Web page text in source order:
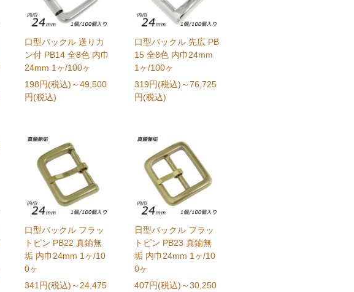
口型バックル 送りカ
ン付 PB14 全8色 内巾
24mm 1ヶ/100ヶ
198円(税込) ～49,500
円(税込)
口型バックル 先広 PB
15 全8色 内巾24mm
1ヶ/100ヶ
319円(税込) ～76,725
円(税込)
口型バックル フラッ
トピン PB22 真鍮無
垢 内巾24mm 1ヶ/10
0ヶ
341円(税込) ～24,475
日型バックル フラッ
トピン PB23 真鍮無
垢 内巾24mm 1ヶ/10
0ヶ
407円(税込) ～30,250